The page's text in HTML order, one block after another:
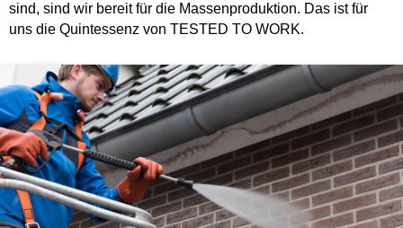
sind, sind wir bereit für die Massenproduktion. Das ist für
uns die Quintessenz von TESTED TO WORK.